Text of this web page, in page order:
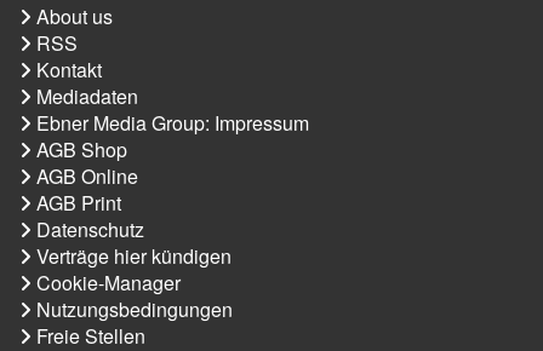
About us
RSS
Kontakt
Mediadaten
Ebner Media Group: Impressum
AGB Shop
AGB Online
AGB Print
Datenschutz
Verträge hier kündigen
Cookie-Manager
Nutzungsbedingungen
Freie Stellen